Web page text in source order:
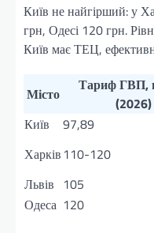
Київ не найгірший: у
грн, Одесі 120 грн.
Київ має ТЕЦ,
Місто
Тариф ГВП,
(2026)
Київ
97,89
Харків 110-120
Львів 105
Одеса 120